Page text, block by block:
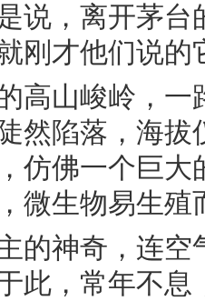
说，离开茅
刚才他们说的
山峻岭，一
然陷落，海
仿佛一个巨大
微生物易生
神奇，连空
此，常年不